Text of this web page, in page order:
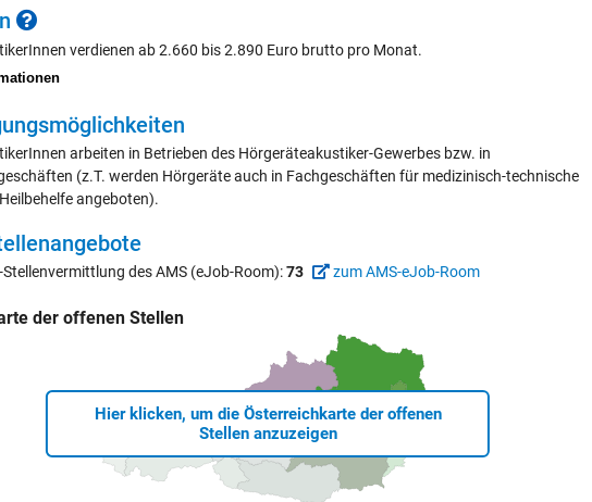
verdienen ab 2.660 bis 2.890 Euro brutto pro Monat.
arbeiten in Betrieben des Hörgeräteakustiker-Gewerbes bzw. in
(z.T. werden Hörgeräte auch in Fachgeschäften für medizinisch-technische
angeboten).
Stellenvermittlung des AMS (eJob-Room):73 zum AMS-eJob-Room
der of­fe­nen Stel­len
Hier klicken, um die Österreichkarte der offenen
Stellen anzuzeigen